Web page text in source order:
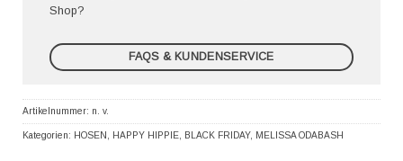
Shop?
FAQS & KUNDENSERVICE
Artikelnummer: n. v.
Kategorien: HOSEN HAPPY HIPPIE BLACK FRIDAY, MELISSA ODABASH